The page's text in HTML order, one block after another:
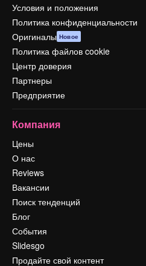
Условия и положения
Политика конфиденциальности
Оригиналы Новое
Политика файлов cookie
Центр доверия
Партнеры
Предприятие
Компания
Цены
О нас
Reviews
Вакансии
Поиск тенденций
Блог
События
Slidesgo
Продайте свой контент